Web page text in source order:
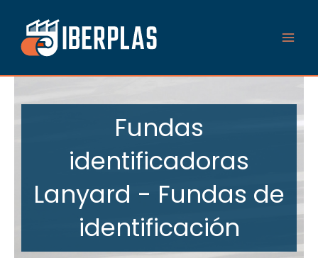
contenido
Fundas
identificadoras
Lanyard - Fundas de
identificación